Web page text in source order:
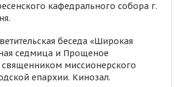
кафедрального собора г.
беседа «Широкая
седмица и Прощеное
священником миссионерского
епархии. Кинозал.